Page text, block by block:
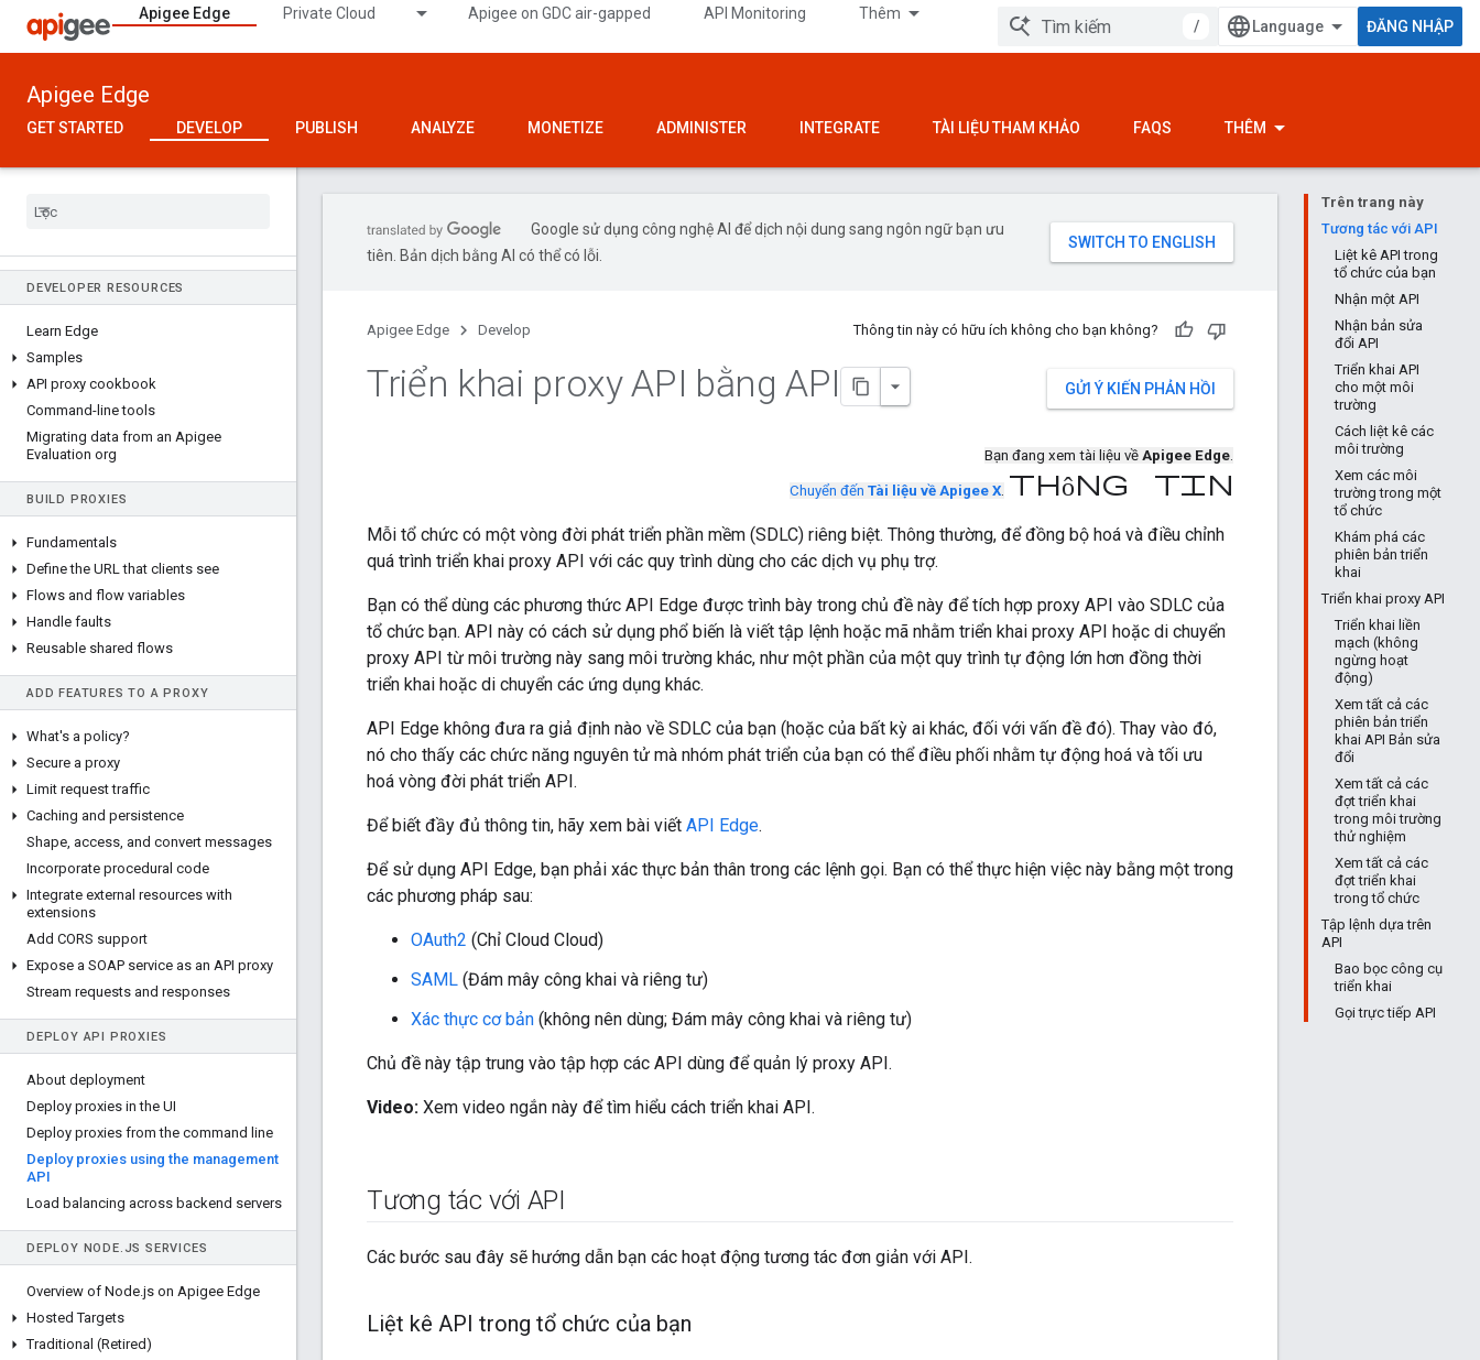
Apigee Edge Private Cloud Apigee on GDC air-gapped API Monitoring Thêm
/ ĐĂNG NHẬP
Apigee Edge
GET STARTED DEVELOP PUBLISH ANALYZE MONETIZE ADMINISTER INTEGRATE TÀI LIỆU THAM KHẢO FAQS THÊM
DEVELOPER RESOURCES
Learn Edge
Samples
API proxy cookbook
Command-line tools
Migrating data from an Apigee
Evaluation org
BUILD PROXIES
Fundamentals
Define the URL that clients see
Flows and flow variables
Handle faults
Reusable shared flows
ADD FEATURES TO A PROXY
What's a policy?
Secure a proxy
Limit request traffic
Caching and persistence
Shape, access, and convert messages
Incorporate procedural code
Integrate external resources with
extensions
Add CORS support
Expose a SOAP service as an API proxy
Stream requests and responses
DEPLOY API PROXIES
About deployment
Deploy proxies in the UI
Deploy proxies from the command line
Deploy proxies using the management
API
Load balancing across backend servers
DEPLOY NODE. JS SERVICES
Overview of Node.js on Apigee Edge
Hosted Targets
Traditional (Retired)
Trên trang này
Tương tác với API
Liệt kê API trong
tổ chức của bạn
Nhận một API
Nhận bản sửa
đổi API
Triển khai API
cho một môi
trường
Cách liệt kê các
môi trường
Xem các môi
trường trong một
tổ chức
Khám phá các
phiên bản triển
khai
Triển khai proxy API
Triển khai liền
mạch (không
ngừng hoạt
động)
Xem tất cả các
phiên bản triển
khai API Bản sửa
đổi
Xem tất cả các
đợt triển khai
trong môi trường
thử nghiệm
Xem tất cả các
đợt triển khai
trong tổ chức
Tập lệnh dựa trên
API
Bao bọc công cụ
triển khai
Gọi trực tiếp API
Google sử dụng công nghệ AI để dịch nội dung sang ngôn ngữ bạn ưu
tiên. Bản dịch bằng AI có thể có lỗi.
Apigee Edge Develop Thông tin này có hữu ích không cho bạn không?
GỬI Ý KIẾN PHẢN HỒI
Triển khai proxy API bằng API
Bạn đang xem tài liệu về Apigee Edge.
Chuyển đến Tài liệu về Apigee X. thông tin
Mỗi tổ chức có một vòng đời phát triển phần mềm (SDLC) riêng biệt. Thông thường, để đồng bộ hoá và điều chỉnh
quá trình triển khai proxy API với các quy trình dùng cho các dịch vụ phụ trợ.
Bạn có thể dùng các phương thức API Edge được trình bày trong chủ đề này để tích hợp proxy API vào SDLC của
tổ chức bạn. API này có cách sử dụng phổ biến là viết tập lệnh hoặc mã nhằm triển khai proxy API hoặc di chuyển
proxy API từ môi trường này sang môi trường khác, như một phần của một quy trình tự động lớn hơn đồng thời
triển khai hoặc di chuyển các ứng dụng khác.
API Edge không đưa ra giả định nào về SDLC của bạn (hoặc của bất kỳ ai khác, đối với vấn đề đó). Thay vào đó,
nó cho thấy các chức năng nguyên tử mà nhóm phát triển của bạn có thể điều phối nhằm tự động hoá và tối ưu
hoá vòng đời phát triển API.
Để biết đầy đủ thông tin, hãy xem bài viết API Edge.
Để sử dụng API Edge, bạn phải xác thực bản thân trong các lệnh gọi. Bạn có thể thực hiện việc này bằng một trong
các phương pháp sau:
OAuth2 (Chỉ Cloud Cloud)
SAML (Đám mây công khai và riêng tư)
Xác thực cơ bản (không nên dùng; Đám mây công khai và riêng tư)
Chủ đề này tập trung vào tập hợp các API dùng để quản lý proxy API.
Video: Xem video ngắn này để tìm hiểu cách triển khai API.
Tương tác với API
Các bước sau đây sẽ hướng dẫn bạn các hoạt động tương tác đơn giản với API.
Liệt kê API trong tổ chức của bạn